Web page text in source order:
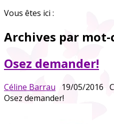
Vous êtes ici :
Archives par mot-
Osez demander!
Céline Barrau 19/05/2016
Osez demander!